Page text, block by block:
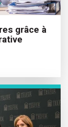
grâce à